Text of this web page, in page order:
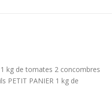
kg de tomates 2 concombres
PETIT PANIER 1 kg de